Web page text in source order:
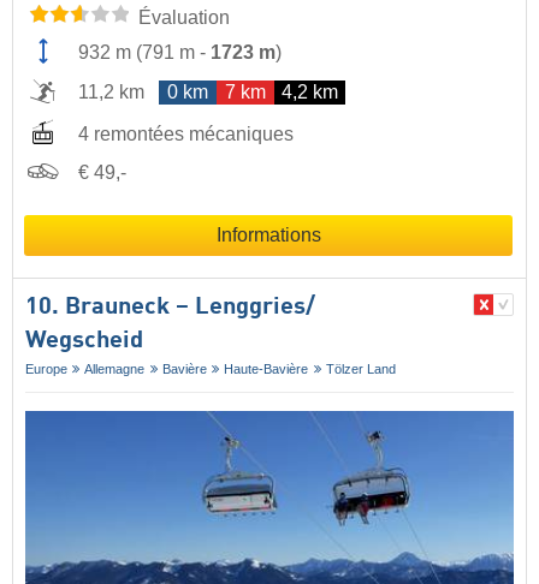
Évaluation
932 m (791 m - 1723 m)
11,2 km
0 km 7 km 4,2 km
4 remontées mécaniques
€ 49,-
Informations
10. Brauneck – Lenggries/​
Wegscheid
Europe Allemagne Bavière Haute-Bavière Tölzer Land